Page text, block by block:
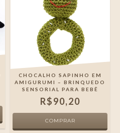
CHOCALHO SAPINHO EM
AMIGURUMI – BRINQUEDO
SENSORIAL PARA BEBÊ
R$90,20